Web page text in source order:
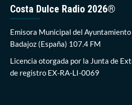
de
la
Bandera
en
región
Costa Dulce Radio 2026®
Emisora Municipal del
Badajoz (España) 107.4 FM
Licencia otorgada por la Junta de
de registro EX-RA-LI-0069